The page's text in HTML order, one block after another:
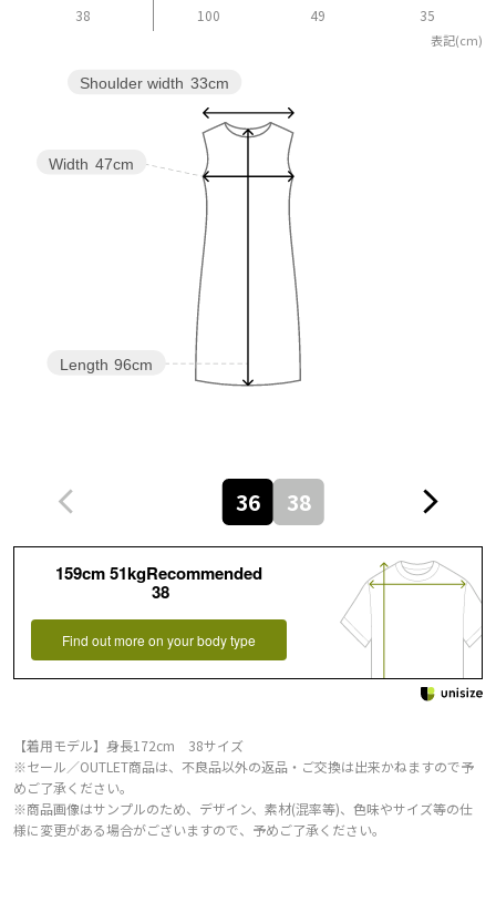
38 100 49 35
表記(cm)
Length 96cm
Width 47cm
Shoulder width 33cm
36 38
159cm 51kgRecommended
38
Find out more on your body type
【着用モデル】身長172cm 38サイズ
※セール／OUTLET商品は、不良品以外の返品・ご交換は出来かねますので予
めご了承ください。
※商品画像はサンプルのため、デザイン、素材(混率等)、色味やサイズ等の仕
様に変更がある場合がございますので、予めご了承ください。